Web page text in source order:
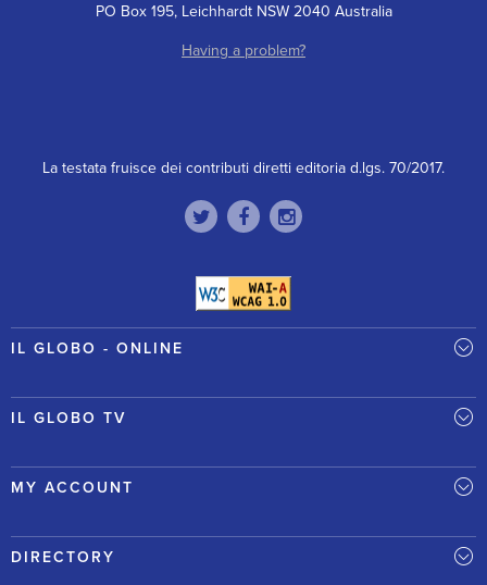
PO Box 195, Leichhardt NSW 2040 Australia
Having a problem?
La testata fruisce dei contributi diretti editoria d.lgs. 70/2017.
IL GLOBO - ONLINE
IL GLOBO TV
MY ACCOUNT
DIRECTORY